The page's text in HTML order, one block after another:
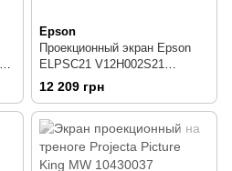
Epson
Проекционный экран Epson
ELPSC21 V12H002S21
(183x107 см, 16:9, 80 ")
12 209 грн